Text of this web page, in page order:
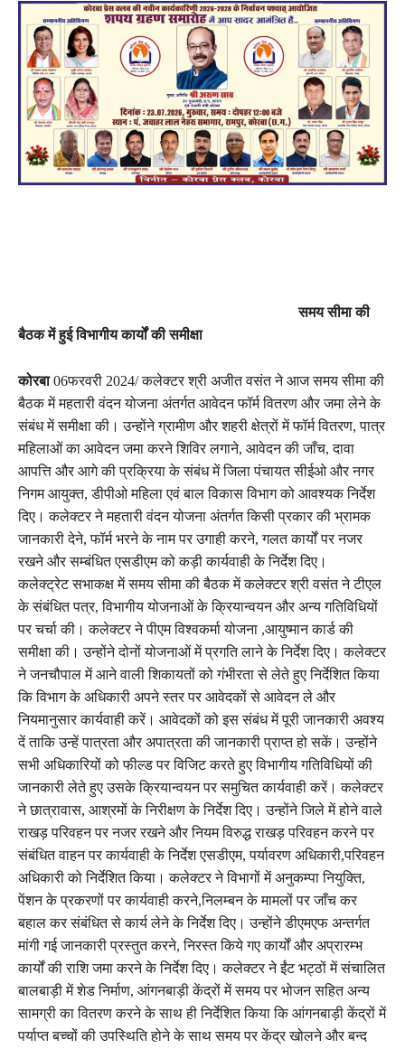
समय सीमा की
बैठक में हुई विभागीय कार्यों की समीक्षा
कोरबा06फरवरी 2024/ कलेक्टर श्री अजीत वसंत ने आज समय सीमा की
बैठक में महतारी वंदन योजना अंतर्गत आवेदन फॉर्म वितरण और जमा लेने के
संबंध में समीक्षा की। उन्होंने ग्रामीण और शहरी क्षेत्रों में फॉर्म वितरण, पात्र
महिलाओं का आवेदन जमा करने शिविर लगाने, आवेदन की जाँच, दावा
आपत्ति और आगे की प्रक्रिया के संबंध में जिला पंचायत सीईओ और नगर
निगम आयुक्त, डीपीओ महिला एवं बाल विकास विभाग को आवश्यक निर्देश
दिए। कलेक्टर ने महतारी वंदन योजना अंतर्गत किसी प्रकार की भ्रामक
जानकारी देने, फॉर्म भरने के नाम पर उगाही करने, गलत कार्यों पर नजर
रखने और सम्बंधित एसडीएम को कड़ी कार्यवाही के निर्देश दिए।
कलेक्ट्रेट सभाकक्ष में समय सीमा की बैठक में कलेक्टर श्री वसंत ने टीएल
के संबंधित पत्र, विभागीय योजनाओं के क्रियान्वयन और अन्य गतिविधियों
पर चर्चा की। कलेक्टर ने पीएम विश्वकर्मा योजना ,आयुष्मान कार्ड की
समीक्षा की। उन्होंने दोनों योजनाओं में प्रगति लाने के निर्देश दिए। कलेक्टर
ने जनचौपाल में आने वाली शिकायतों को गंभीरता से लेते हुए निर्देशित किया
कि विभाग के अधिकारी अपने स्तर पर आवेदकों से आवेदन ले और
नियमानुसार कार्यवाही करें। आवेदकों को इस संबंध में पूरी जानकारी अवश्य
दें ताकि उन्हें पात्रता और अपात्रता की जानकारी प्राप्त हो सकें। उन्होंने
सभी अधिकारियों को फील्ड पर विजिट करते हुए विभागीय गतिविधियों की
जानकारी लेते हुए उसके क्रियान्वयन पर समुचित कार्यवाही करें। कलेक्टर
ने छात्रावास, आश्रमों के निरीक्षण के निर्देश दिए। उन्होंने जिले में होने वाले
राखड़ परिवहन पर नजर रखने और नियम विरुद्ध राखड़ परिवहन करने पर
संबंधित वाहन पर कार्यवाही के निर्देश एसडीएम, पर्यावरण अधिकारी,परिवहन
अधिकारी को निर्देशित किया। कलेक्टर ने विभागों में अनुकम्पा नियुक्ति,
पेंशन के प्रकरणों पर कार्यवाही करने,निलम्बन के मामलों पर जाँच कर
बहाल कर संबंधित से कार्य लेने के निर्देश दिए। उन्होंने डीएमएफ अन्तर्गत
मांगी गई जानकारी प्रस्तुत करने, निरस्त किये गए कार्यों और अप्रारम्भ
कार्यों की राशि जमा करने के निर्देश दिए। कलेक्टर ने ईंट भट्ठों में संचालित
बालबाड़ी में शेड निर्माण, आंगनबाड़ी केंद्रों में समय पर भोजन सहित अन्य
सामग्री का वितरण करने के साथ ही निर्देशित किया कि आंगनबाड़ी केंद्रों में
पर्याप्त बच्चों की उपस्थिति होने के साथ समय पर केंद्र खोलने और बन्द